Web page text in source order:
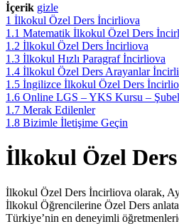
İçerik gizle
1 İlkokul Özel Ders İncirliova
1.1 Matematik İlkokul Özel Ders
1.2 İlkokul Özel Ders İncirliova
1.3 İlkokul Hızlı Paragraf İncirliova
1.4 İlkokul Özel Ders Arayanlar
1.5 İngilizce İlkokul Özel Ders
1.6 Online LGS – YKS Kursu –
1.7 Merak Edilenler
1.8 Bizimle İletişime Geçin
İlkokul Özel
İlkokul Özel Ders İncirliova olarak,
İlkokul Öğrencilerine Özel Ders
Türkiye’nin en deneyimli